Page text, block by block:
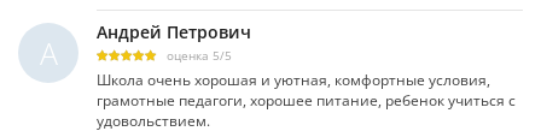
А
Андрей Петрович
оценка 5/5
Школа очень хорошая и уютная, комфортные условия,
грамотные педагоги, хорошее питание, ребенок учиться с
удовольствием.